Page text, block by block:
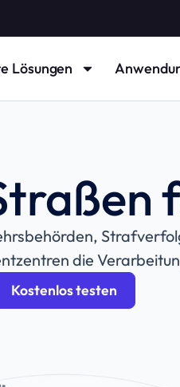
Lösungen
die
Kostenlos testen